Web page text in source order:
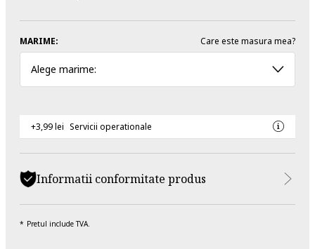
MARIME: Care este masura mea?
Alege marime:
+3,99 lei Servicii operationale
Informatii conformitate produs
Pretul include TVA.